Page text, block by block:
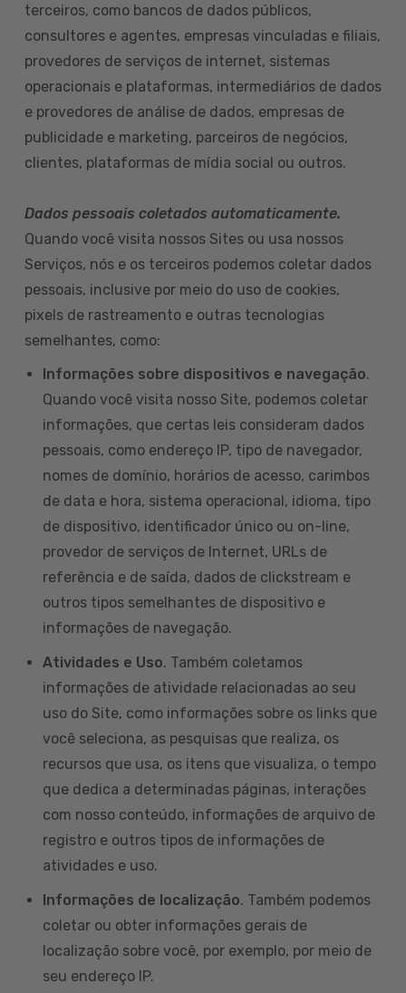
terceiros, como bancos de dados públicos,
consultores e agentes, empresas vinculadas e filiais,
provedores de serviços de internet, sistemas
operacionais e plataformas, intermediários de dados
e provedores de análise de dados, empresas de
publicidade e marketing, parceiros de negócios,
clientes, plataformas de mídia social ou outros.
Dados pessoais coletados automaticamente.
Quando você visita nossos Sites ou usa nossos
Serviços, nós e os terceiros podemos coletar dados
pessoais, inclusive por meio do uso de cookies,
pixels de rastreamento e outras tecnologias
semelhantes, como:
Informações sobre dispositivos e navegação.
Quando você visita nosso Site, podemos coletar
informações, que certas leis consideram dados
pessoais, como endereço IP, tipo de navegador,
nomes de domínio, horários de acesso, carimbos
de data e hora, sistema operacional, idioma, tipo
de dispositivo, identificador único ou on-line,
provedor de serviços de Internet, URLs de
referência e de saída, dados de clickstream e
outros tipos semelhantes de dispositivo e
informações de navegação.
Atividades e Uso. Também coletamos
informações de atividade relacionadas ao seu
uso do Site, como informações sobre os links que
você seleciona, as pesquisas que realiza, os
recursos que usa, os itens que visualiza, o tempo
que dedica a determinadas páginas, interações
com nosso conteúdo, informações de arquivo de
registro e outros tipos de informações de
atividades e uso.
Informações de localização. Também podemos
coletar ou obter informações gerais de
localização sobre você, por exemplo, por meio de
seu endereço IP.